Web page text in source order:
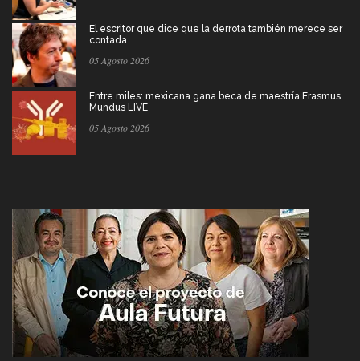
El escritor que dice que la derrota también merece ser
contada
05 Agosto 2026
Entre miles: mexicana gana beca de maestría Erasmus
Mundus LIVE
05 Agosto 2026